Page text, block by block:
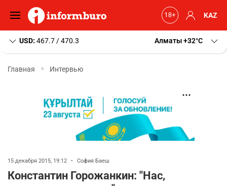
KAZ
USD: 467.7 / 470.3 Алматы+32 C
Главная Интервью
15 декабря 2015, 19:12 • София Баеш
Константин Горожанкин: "Нас,